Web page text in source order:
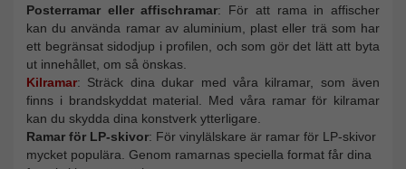
Posterramar eller affischramar: För att rama in affischer
kan du använda ramar av aluminium, plast eller trä som har
ett begränsat sidodjup i profilen, och som gör det lätt att byta
ut innehållet, om så önskas.
Kilramar: Sträck dina dukar med våra kilramar, som även
finns i brandskyddat material. Med våra ramar för kilramar
kan du skydda dina konstverk ytterligare.
Ramar för LP-skivor: För vinylälskare är ramar för LP-skivor
mycket populära. Genom ramarnas speciella format får dina